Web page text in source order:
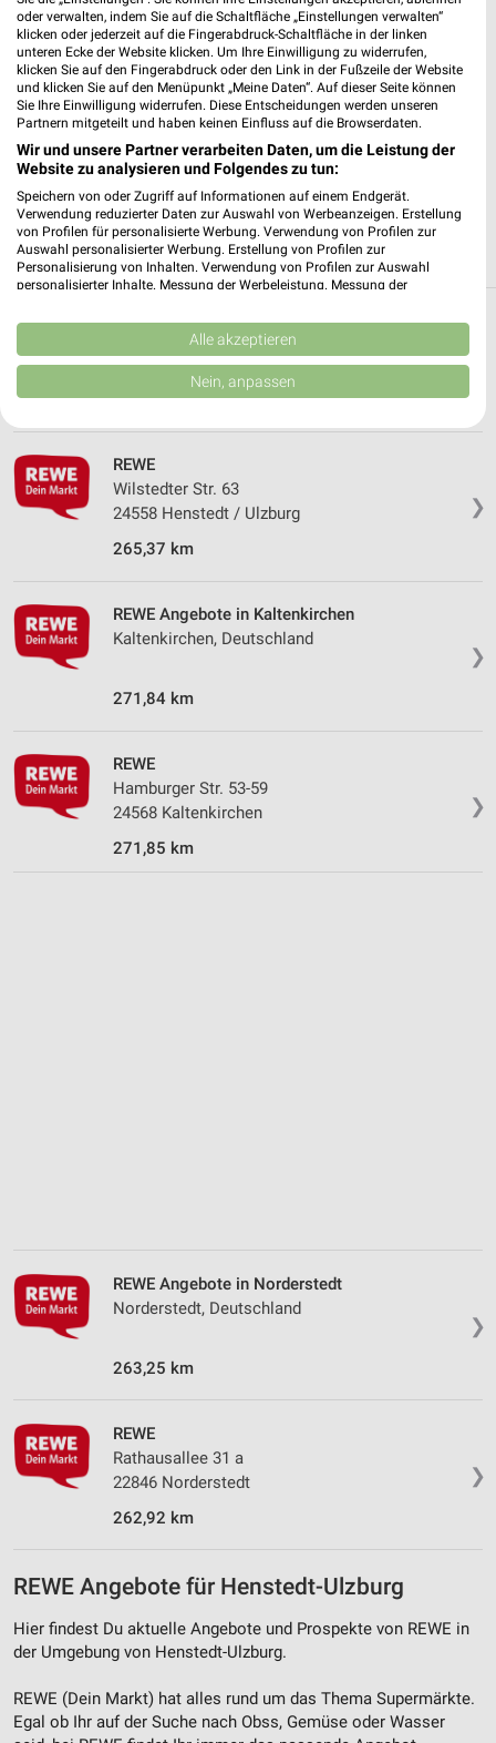
✔Standortgenaue Angebote
✔Folge deinem Lieblingshändler
✔Push-Benachrichtigungen bei neuen Prospekten
✔Einkaufsliste - Einkauf stressfrei planen
JETZT LADEN UND SPAREN!
Weitere REWE Geschäfte mit Angeboten in
und um Henstedt-Ulzburg
❯
REWE
Wilstedter Str. 63
24558 Henstedt / Ulzburg
265,37 km
❯
REWE Angebote in Kaltenkirchen
Kaltenkirchen, Deutschland
271,84 km
❯
REWE
Hamburger Str. 53-59
24568 Kaltenkirchen
271,85 km
❯
REWE Angebote in Norderstedt
Norderstedt, Deutschland
263,25 km
❯
REWE
Rathausallee 31 a
22846 Norderstedt
262,92 km
REWE Angebote für Henstedt-Ulzburg
Hier findest Du aktuelle Angebote und Prospekte von REWE in
der Umgebung von Henstedt-Ulzburg.
REWE (Dein Markt) hat alles rund um das Thema Supermärkte.
Egal ob Ihr auf der Suche nach Obss, Gemüse oder Wasser
oder verwalten, indem Sie auf die Schaltfläche „Einstellungen verwalten“
klicken oder jederzeit auf die Fingerabdruck-Schaltfläche in der linken
unteren Ecke der Website klicken. Um Ihre Einwilligung zu widerrufen,
klicken Sie auf den Fingerabdruck oder den Link in der Fußzeile der Website
und klicken Sie auf den Menüpunkt „Meine Daten“. Auf dieser Seite können
Sie Ihre Einwilligung widerrufen. Diese Entscheidungen werden unseren
Partnern mitgeteilt und haben keinen Einfluss auf die Browserdaten.
Wir und unsere Partner verarbeiten Daten, um die Leistung der
Website zu analysieren und Folgendes zu tun:
Speichern von oder Zugriff auf Informationen auf einem Endgerät.
Verwendung reduzierter Daten zur Auswahl von Werbeanzeigen. Erstellung
von Profilen für personalisierte Werbung. Verwendung von Profilen zur
Auswahl personalisierter Werbung. Erstellung von Profilen zur
Personalisierung von Inhalten. Verwendung von Profilen zur Auswahl
personalisierter Inhalte. Messung der Werbeleistung. Messung der
Kombinationen von Daten aus verschiedenen Quellen. Entwicklung und
Verbesserung der Angebote. Verwendung reduzierter Daten zur Auswahl
von Inhalten.
Daten können außerhalb der Europäischen Union weitergegeben und in die
Website/App.
Partnerliste anzeigen (1 IAB-Anbieter)
Wir nutzen Ihre Daten für folgende Zwecke:
IAB-Verarbeitungszwecke:
Speichern von oder Zugriff auf Informationen
Verwendung reduzierter Daten zur Auswahl von
Werbeanzeigen
personalisierter Werbung
Erstellung von Profilen zur Personalisierung
Geräte anhand von aktiv angeforderten
Informationen identifizieren
Performance
Funktional
Alle akzeptieren
Nein, anpassen